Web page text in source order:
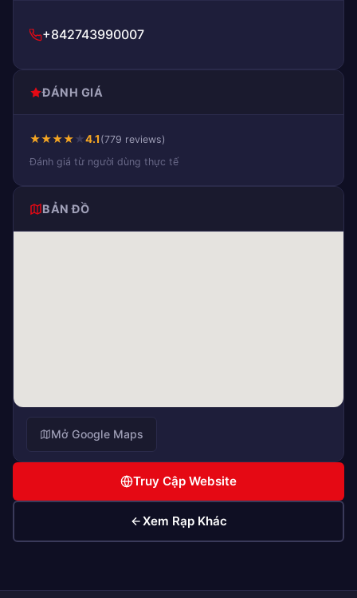
+842743990007
ĐÁNH GIÁ
★★★★★4.1 (779 reviews)
Đánh giá từ người dùng thực tế
BẢN ĐỒ
Mở Google Maps
Truy Cập Website
Xem Rạp Khác